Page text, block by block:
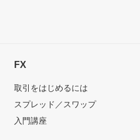
FX
取引をはじめるには
スプレッド／スワップ
入門講座